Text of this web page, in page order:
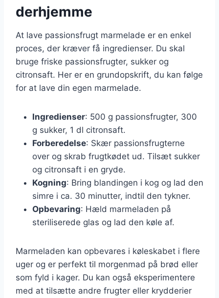
derhjemme
At lave passionsfrugt marmelade er en enkel
proces, der kræver få ingredienser. Du skal
bruge friske passionsfrugter, sukker og
citronsaft. Her er en grundopskrift, du kan følge
for at lave din egen marmelade.
Ingredienser: 500 g passionsfrugter, 300
g sukker, 1 dl citronsaft.
Forberedelse: Skær passionsfrugterne
over og skrab frugtkødet ud. Tilsæt sukker
og citronsaft i en gryde.
Kogning: Bring blandingen i kog og lad den
simre i ca. 30 minutter, indtil den tykner.
Opbevaring: Hæld marmeladen på
steriliserede glas og lad den køle af.
Marmeladen kan opbevares i køleskabet i flere
uger og er perfekt til morgenmad på brød eller
som fyld i kager. Du kan også eksperimentere
med at tilsætte andre frugter eller krydderier